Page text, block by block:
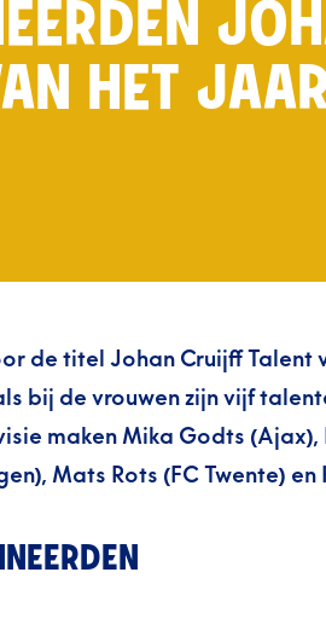
HET
de titel Johan Cruijff Talent
bij de vrouwen zijn vijf
maken Mika Godts (Ajax),
Mats Rots (FC Twente)